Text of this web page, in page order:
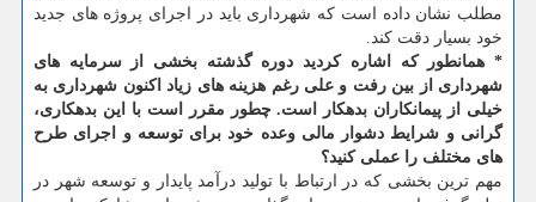
مطلب نشان داده است كه شهرداری باید در اجرای پروژه های جدید
خود بسیار دقت كند.
* همانطور كه اشاره كردید دوره گذشته بخشی از سرمایه های
شهرداری از بین رفت و علی رغم هزینه های زیاد اكنون شهرداری به
خیلی از پیمانكاران بدهكار است. چطور مقرر است با این بدهكاری،
گرانی و شرایط دشوار مالی وعده خود برای توسعه و اجرای طرح
های مختلف را عملی كنید؟
مهم ترین بخشی كه در ارتباط با تولید درآمد پایدار و توسعه شهر در